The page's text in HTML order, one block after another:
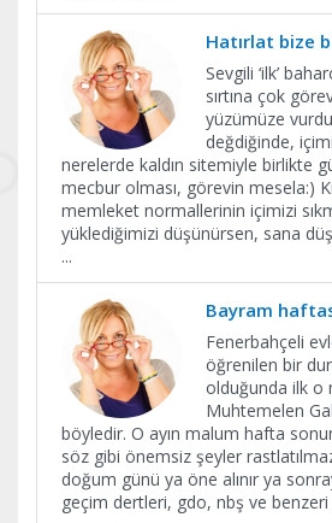
Hatırlat bize
Sevgili ‘ilk’
sırtına çok
yüzümüze
değdiğinde,
nerelerde kaldın sitemiyle birlikte
mecbur olması, görevin mesela:)
memleket normallerinin içimizi
yüklediğimizi düşünürsen, sana
...
Bayram
Fenerbahçeli
öğrenilen bir
olduğunda ilk o
Muhtemelen
böyledir. O ayın malum hafta
söz gibi önemsiz şeyler
doğum günü ya öne alınır ya
geçim dertleri, gdo, nbş ve